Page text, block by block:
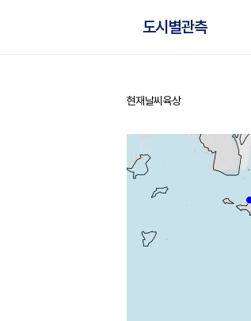
도시별관측
홈
현재날씨 육상